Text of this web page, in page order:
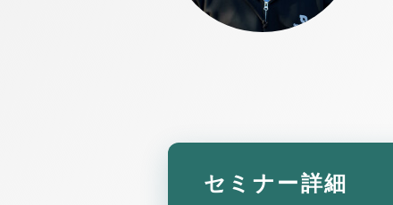
セミナー詳細